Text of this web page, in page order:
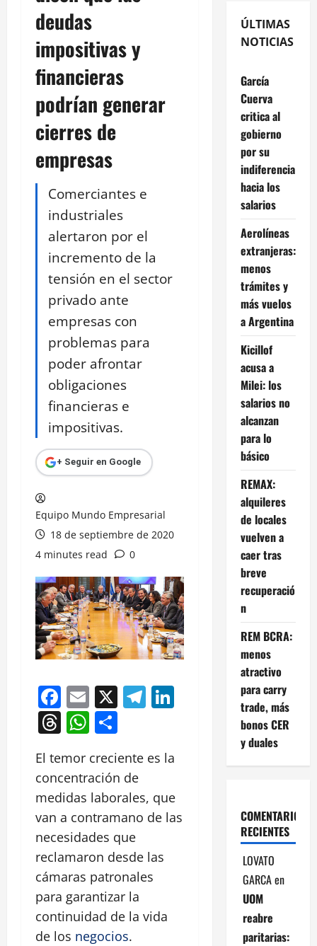
deudas
impositivas y
financieras
podrían generar
cierres de
empresas
Comerciantes e
industriales
alertaron por el
incremento de la
tensión en el sector
privado ante
empresas con
problemas para
poder afrontar
obligaciones
financieras e
impositivas.
+ Seguir en Google
Equipo Mundo Empresarial
18 de septiembre de 2020
4 minutes read
0
Facebook
Email
X Telegram
LinkedIn
Threads
WhatsApp
El temor creciente es la
concentración de
medidas laborales, que
van a contramano de las
necesidades que
reclamaron desde las
cámaras patronales
para garantizar la
continuidad de la vida
de los negocios.
ÚLTIMAS
NOTICIAS
García
Cuerva
critica al
gobierno
por su
indiferencia
hacia los
salarios
Aerolíneas
extranjeras:
menos
trámites y
más vuelos
a Argentina
Kicillof
acusa a
Milei: los
salarios no
alcanzan
para lo
básico
REMAX:
alquileres
de locales
vuelven a
caer tras
breve
recuperació
n
REM BCRA:
menos
atractivo
para carry
trade, más
bonos CER
y duales
COMENTARIOS
RECIENTES
LOVATO
GARCAen
UOM
reabre
paritarias: